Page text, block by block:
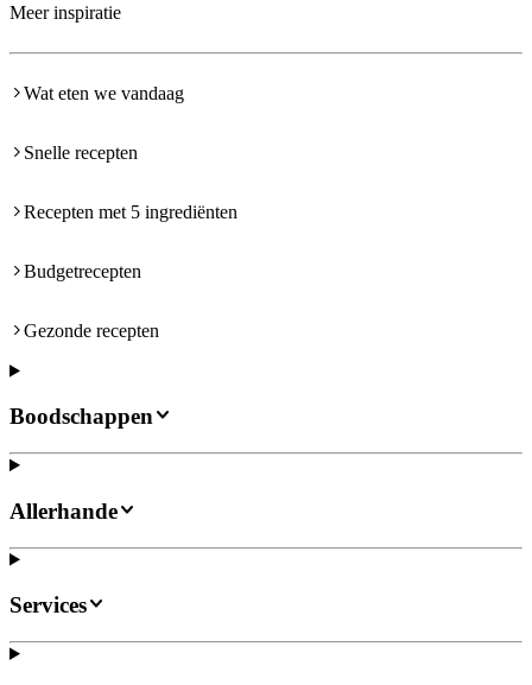
Meer inspiratie
Wat eten we vandaag
Snelle recepten
Recepten met 5 ingrediënten
Budgetrecepten
Gezonde recepten
Boodschappen
Allerhande
Services